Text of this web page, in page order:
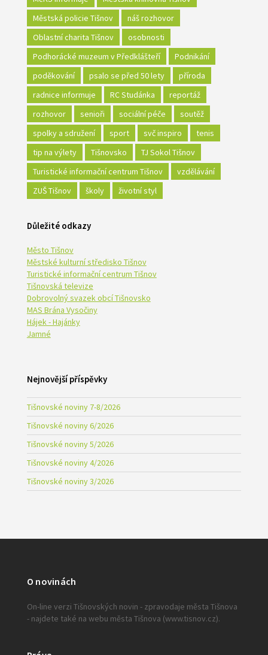
Městská policie Tišnov
náš rozhovor
Oblastní charita Tišnov
osobnosti
Podhorácké muzeum v Předklášteří
Podnikání
poděkování
psalo se před 50 lety
příroda
radnice informuje
RC Studánka
reportáž
rozhovor
senioři sociální péče
soutěž
spolky a sdružení
sport svč inspiro
tenis
tip na výlety
Tišnovsko
TJ Sokol Tišnov
Turistické informační centrum Tišnov
vzdělávání
ZUŠ Tišnov
školy životní styl
Důležité odkazy
Město Tišnov
Městské kulturní středisko Tišnov
Turistické informační centrum Tišnov
Tišnovská televize
Dobrovolný svazek obcí Tišnovsko
MAS Brána Vysočiny
Hájek - Hajánky
Jamné
Nejnovější příspěvky
Tišnovské noviny 7-8/2026
Tišnovské noviny 6/2026
Tišnovské noviny 5/2026
Tišnovské noviny 4/2026
Tišnovské noviny 3/2026
O novinách
On-line verzi Tišnovských novin - zpravodaje města Tišnova
- najdete také na webu města Tišnova (www.tisnov.cz).